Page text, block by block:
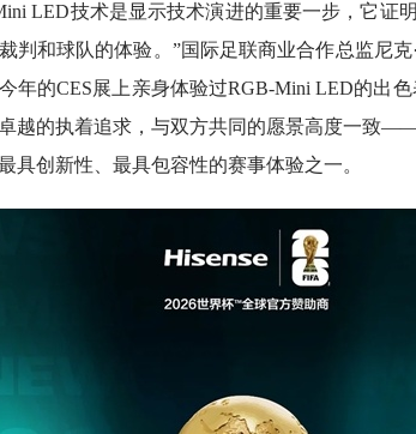
LED技术是显示技术演进的重要一步，它证
判和球队的体验。”国际足联商业合作总监尼
年的CES展上亲身体验过RGB-Mini LED的出
越的执着追求，与双方共同的愿景高度一致
具创新性、最具包容性的赛事体验之一。